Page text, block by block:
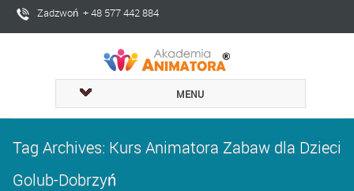
Zadzwoń + 48 577 442 884
MENU
Tag Archives: Kurs Animatora Zabaw dla Dzieci
Golub-Dobrzyń